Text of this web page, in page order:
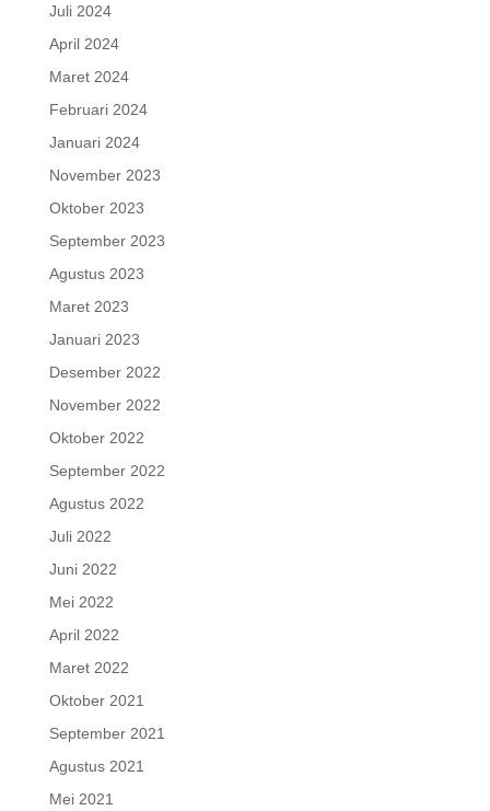
Juli 2024
April 2024
Maret 2024
Februari 2024
Januari 2024
November 2023
Oktober 2023
September 2023
Agustus 2023
Maret 2023
Januari 2023
Desember 2022
November 2022
Oktober 2022
September 2022
Agustus 2022
Juli 2022
Juni 2022
Mei 2022
April 2022
Maret 2022
Oktober 2021
September 2021
Agustus 2021
Mei 2021